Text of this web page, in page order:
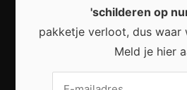
Waarom een thuisbatterij
wordt voor
'schilderen op
pakketje verloot, dus waar
Meld je hier